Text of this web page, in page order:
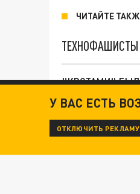
ЧИТАЙТЕ
ТЕХНОФАШИСТЫ
"КРОТАМИ"
ДАНЯ С ДАШЕЙ
У ВАС ЕСТЬ
ОТКЛЮЧИТЬ РЕКЛАМУ